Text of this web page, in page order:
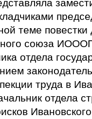
теме
союза
отдела
труда в
отдела